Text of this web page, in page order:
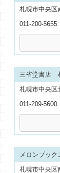
札幌市中央
011-200-5655
三省堂書店
札幌市中央区
011-209-5600
メロンブッ
札幌市中央